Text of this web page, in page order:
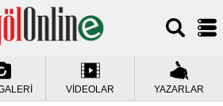
VİDEOLAR YAZARLAR